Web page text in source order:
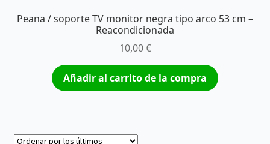
Peana / soporte TV monitor negra tipo arco 53 cm –
Reacondicionada
10,00€
Añadir al carrito de la compra